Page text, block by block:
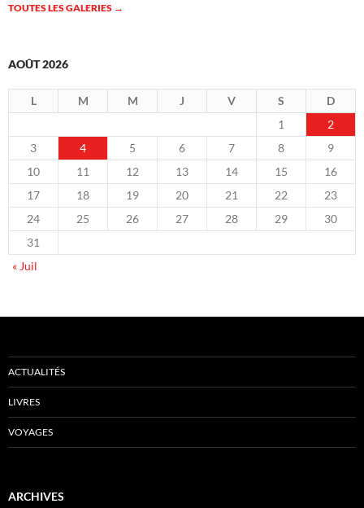
TOUTES LES GALERIES →
AOÛT 2026
L M M J V S
D
1
2
3
4 5 6 7 8
9
10
11 12 13 14 15
16
17
18 19 20 21 22
23
24
25 26 27 28 29
30
31
« Juil
ACTUALITÉS
LIVRES
VOYAGES
ARCHIVES